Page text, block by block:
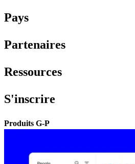
Pays​​
Partenaires​​
Ressources​​
S'inscrire​​
Produits G-P​​